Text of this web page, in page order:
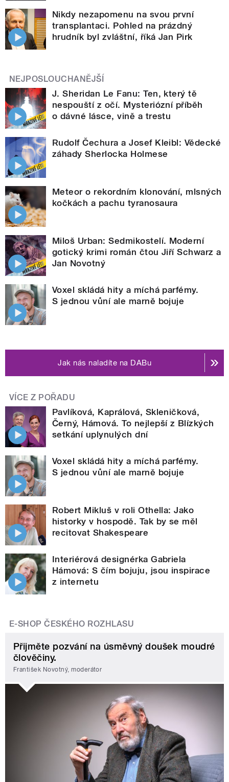
Nikdy nezapomenu na svou první
transplantaci. Pohled na prázdný
hrudník byl zvláštní, říká Jan Pirk
NEJPOSLOUCHANĚJŠÍ
J. Sheridan Le Fanu: Ten, který tě
nespouští z očí. Mysteriózní příběh
o dávné lásce, vině a trestu
Rudolf Čechura a Josef Kleibl: Vědecké
záhady Sherlocka Holmese
Meteor o rekordním klonování, mlsných
kočkách a pachu tyranosaura
Miloš Urban: Sedmikostelí. Moderní
gotický krimi román čtou Jiří Schwarz a
Jan Novotný
Voxel skládá hity a míchá parfémy.
S jednou vůní ale marně bojuje
Jak nás naladíte na DABu
VÍCE Z POŘADU
Pavlíková, Kaprálová, Skleničková,
Černý, Hámová. To nejlepší z Blízkých
setkání uplynulých dní
Voxel skládá hity a míchá parfémy.
S jednou vůní ale marně bojuje
Robert Mikluš v roli Othella: Jako
historky v hospodě. Tak by se měl
recitovat Shakespeare
Interiérová designérka Gabriela
Hámová: S čím bojuju, jsou inspirace
z internetu
E-SHOP ČESKÉHO ROZHLASU
Přijměte pozvání na úsměvný doušek moudré
člověčiny.
František Novotný, moderátor